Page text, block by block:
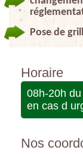
Pose de
Horaire
08h-20h
en cas d
Nos